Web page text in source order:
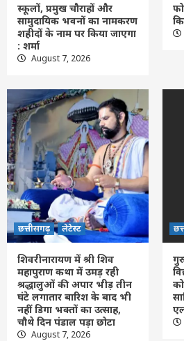
2
Feature छत्तीसगढ़
नांदघाट-मुंगेली रोड होगा
मंजूर किए 21.81 करोड़
3
छत्तीसगढ़ लेटेस्ट
शिवरीनारायण में श्री
रही श्रद्धालुओं की अपार
बारिश के बाद भी नहीं
दिन पंडाल पड़ा छोटा
4
छत्तीसगढ़ लेटेस्ट
गुरु घासीदास केन्द्रीय
ज़मीन को अग्रवाल
होगा विरोध –एल एल
5
छत्तीसगढ़ बलौदाबाजार
बलौदा बाजार में
सम्मान 11अगस्त को
स्कूलों, प्रमुख चौराहों और
सामुदायिक भवनों का नामकरण
शहीदों के नाम पर किया जाएगा
: शर्मा
August 7, 2026
छत्तीसगढ़ लेटेस्ट
शिवरीनारायण में श्री शिव
महापुराण कथा में उमड़ रही
श्रद्धालुओं की अपार भीड़ तीन
घंटे लगातार बारिश के बाद भी
नहीं डिगा भक्तों का उत्साह,
चौथे दिन पंडाल पड़ा छोटा
August 7, 2026